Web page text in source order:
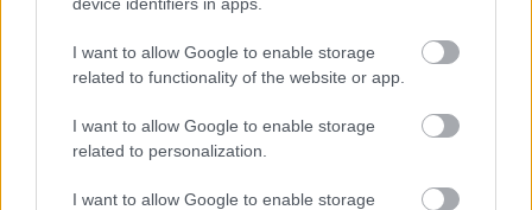
I want to allow Google to enable storage
related to functionality of the website or app.
I want to allow Google to enable storage
related to personalization.
I want to allow Google to enable storage
vágyvezérelt gondolkodás